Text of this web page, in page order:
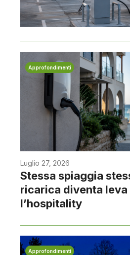
Approfondimenti
Luglio 27, 2026
Stessa spiaggia
ricarica diventa
l’hospitality
Approfondimenti